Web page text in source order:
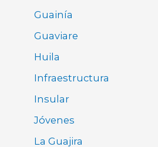
Guainía
Guaviare
Huila
Infraestructura
Insular
Jóvenes
La Guajira